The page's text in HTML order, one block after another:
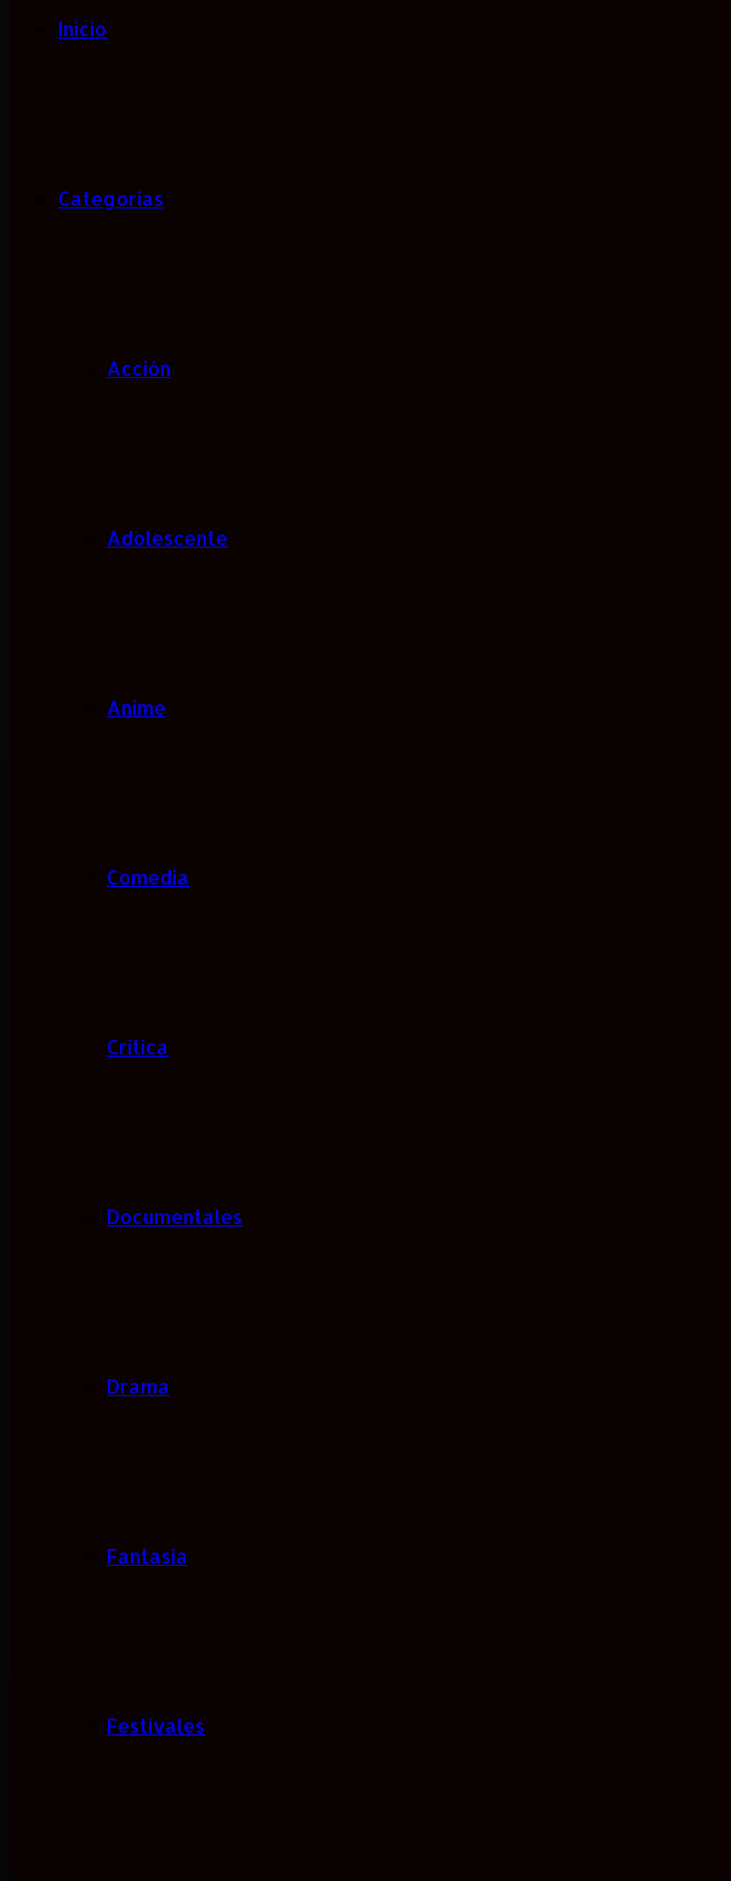
Inicio
Categorias
Acción
Adolescente
Anime
Comedia
Critica
Documentales
Drama
Fantasía
Festivales